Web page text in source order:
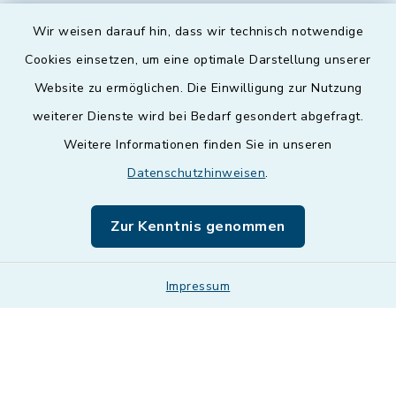
Wir weisen darauf hin, dass wir technisch notwendige
Cookies einsetzen, um eine optimale Darstellung unserer
Website zu ermöglichen. Die Einwilligung zur Nutzung
weiterer Dienste wird bei Bedarf gesondert abgefragt.
Weitere Informationen finden Sie in unseren
Datenschutzhinweisen.
Zur Kenntnis genommen
Impressum
Barrierefreiheit
Impressum
Sitemap